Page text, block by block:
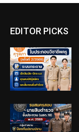
EDITOR PICKS